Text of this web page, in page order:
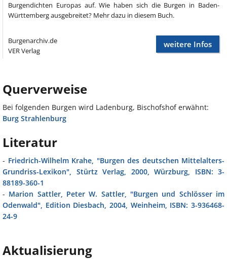
Burgendichten Europas auf. Wie haben sich die Burgen in Baden-
Württemberg ausgebreitet? Mehr dazu in diesem Buch.
Burgenarchiv.de
VER Verlag
weitere Infos
Querverweise
Bei folgenden Burgen wird Ladenburg, Bischofshof erwähnt:
Burg Strahlenburg
Literatur
- Friedrich-Wilhelm Krahe, "Burgen des deutschen Mittelalters-
Grundriss-Lexikon", Stürtz Verlag, 2000, Würzburg, ISBN: 3-
88189-360-1
- Marion Sattler, Peter W. Sattler, "Burgen und Schlösser im
Odenwald", Edition Diesbach, 2004, Weinheim, ISBN: 3-936468-
24-9
Aktualisierung